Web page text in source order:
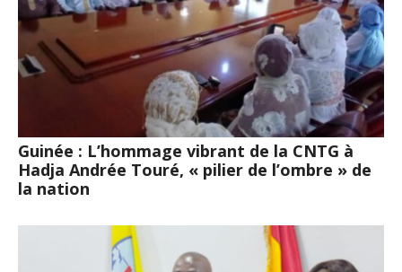
Guinée : L’hommage vibrant de la CNTG à
Hadja Andrée Touré, « pilier de l’ombre » de
la nation